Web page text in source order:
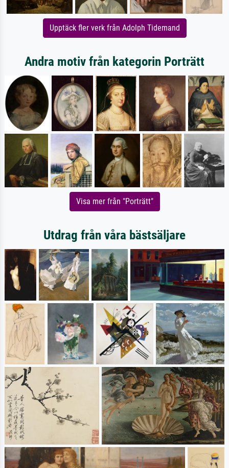
Upptäck fler verk från Adolph Tidemand
Andra motiv från kategorin Porträtt
Visa mer från "Porträtt"
Utdrag från våra bästsäljare